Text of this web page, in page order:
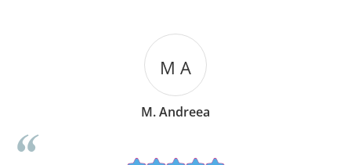
M A
M. Andreea